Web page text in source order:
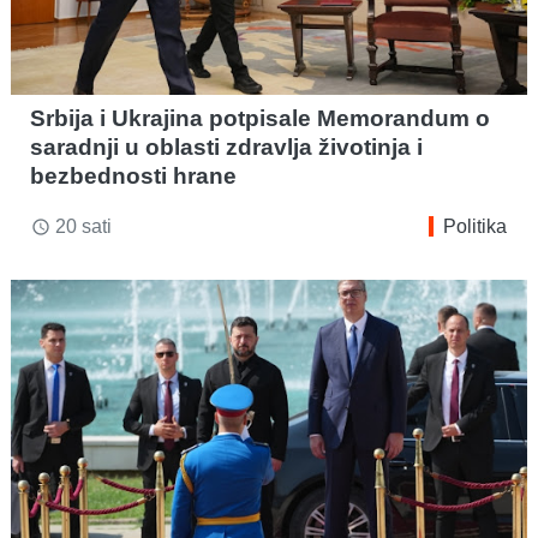
Srbija i Ukrajina potpisale Memorandum o
saradnji u oblasti zdravlja životinja i
bezbednosti hrane
access_time 20 sati Politika